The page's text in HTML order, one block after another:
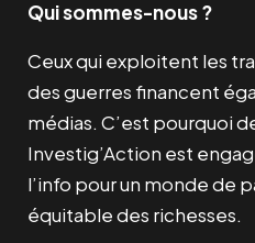
Qui sommes-nous ?
Ceux qui exploitent les
des guerres financent
médias. C’est pourquoi
Investig’Action est
l’info pour un monde de
équitable des richesses.